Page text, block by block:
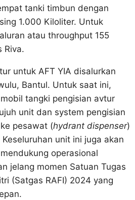
tanki timbun dengan
1.000 Kiloliter. Untuk
atau throughput 155
Riva.
untuk AFT YIA disalurkan
Bantul. Untuk saat ini,
tangki pengisian avtur
unit dan system pengisian
pesawat (hydrant dispenser)
unit ini juga akan
operasional
jelang momen Satuan Tugas
(Satgas RAFI) 2024 yang